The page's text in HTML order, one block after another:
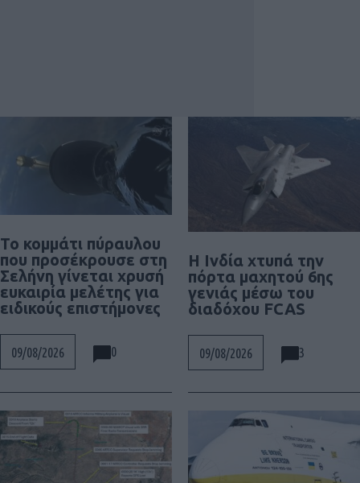
Το κομμάτι πύραυλου
που προσέκρουσε στη
Σελήνη γίνεται χρυσή
ευκαιρία μελέτης για
ειδικούς επιστήμονες
09/08/2026 0
Η Ινδία χτυπά την
πόρτα μαχητού 6ης
γενιάς μέσω του
διαδόχου FCAS
09/08/2026 3